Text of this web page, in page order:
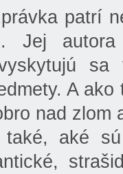
patrí
Jej
A
nad zlom
také, aké